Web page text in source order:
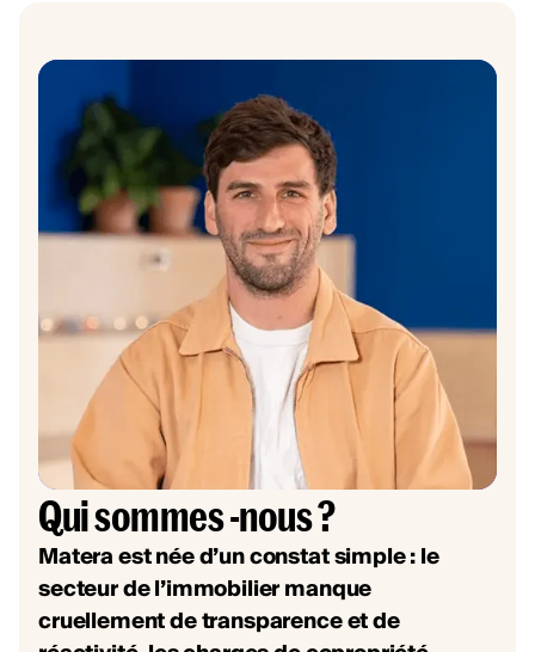
Qui sommes -nous ?
Matera est née d’un constat simple : le
secteur de l’immobilier manque
cruellement de transparence et de